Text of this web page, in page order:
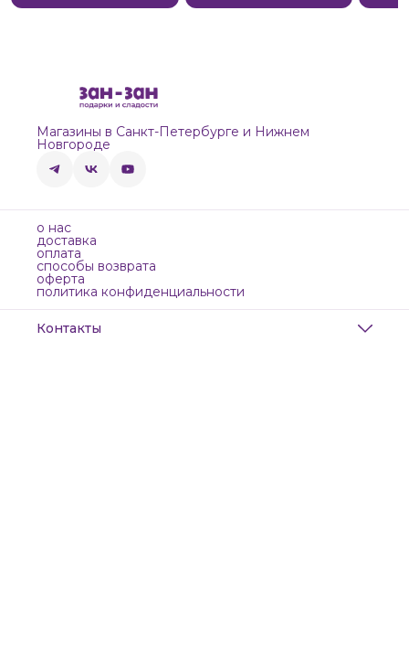
Магазины в Санкт-Петербурге и Нижнем
Новгороде
о нас
доставка
оплата
способы возврата
оферта
политика конфиденциальности
Контакты